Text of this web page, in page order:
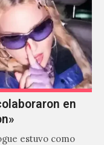
en
estuvo como